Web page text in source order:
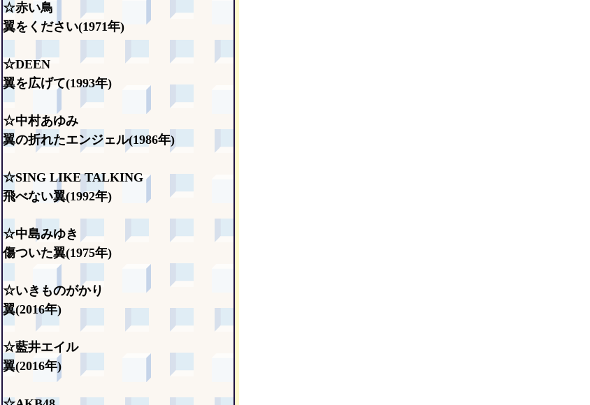
☆赤い鳥
翼をください(1971年)
☆DEEN
翼を広げて(1993年)
☆中村あゆみ
翼の折れたエンジェル(1986年)
☆SING LIKE TALKING
飛べない翼(1992年)
☆中島みゆき
傷ついた翼(1975年)
☆いきものがかり
翼(2016年)
☆藍井エイル
翼(2016年)